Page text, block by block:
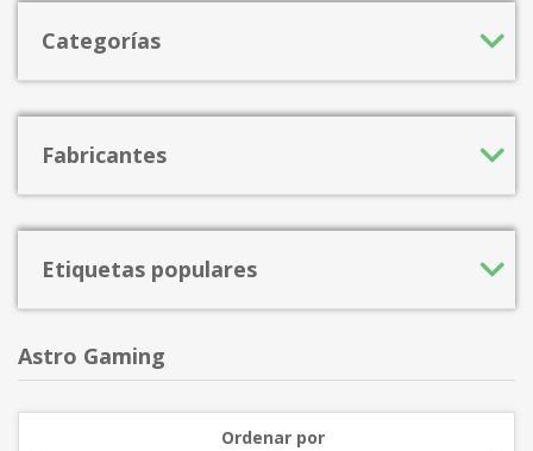
Categorías
Fabricantes
Etiquetas populares
Astro Gaming
Ordenar por